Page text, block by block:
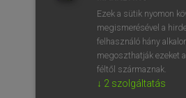
Ezek a sütik nyomon
megismerésével a
felhasználó hány
megoszthatják ezeket
féltől származnak.
↓ 2 szolgáltatás